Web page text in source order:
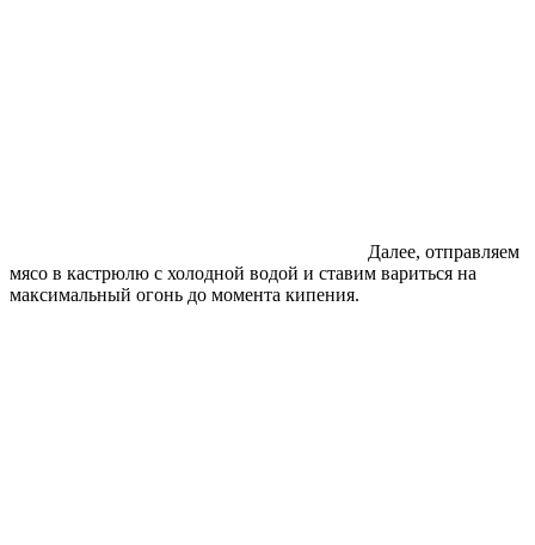
Далее, отправляем
мясо в кастрюлю с холодной водой и ставим вариться на
максимальный огонь до момента кипения.